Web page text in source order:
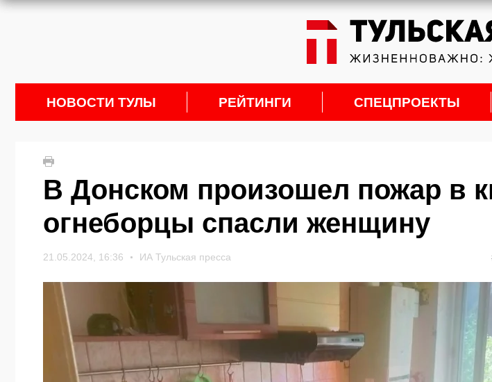
НОВОСТИ ТУЛЫ РЕЙТИНГИ СПЕЦПРОЕКТЫ
В Донском произошел пожар в
огнеборцы спасли женщину
21.05.2024, 16:36 ИА Тульская пресса